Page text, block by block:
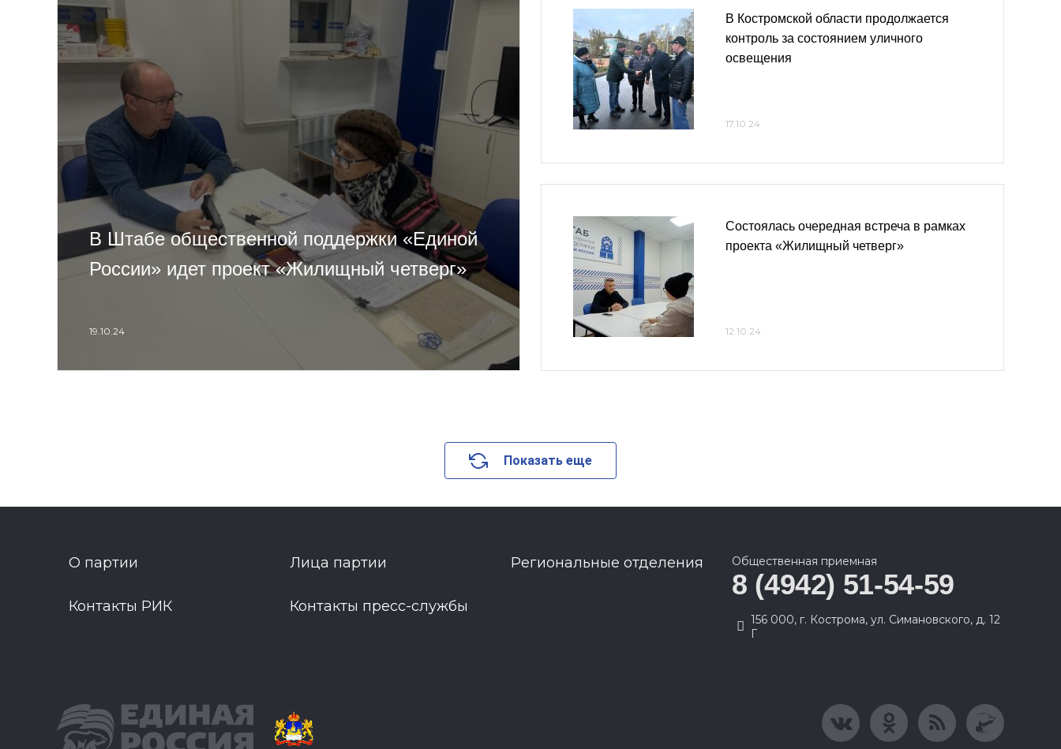
В Штабе общественной поддержки «Единой
России» идет проект «Жилищный четверг»
19.10.24
В Костромской области продолжается
контроль за состоянием уличного
освещения
17.10.24
Состоялась очередная встреча в рамках
проекта «Жилищный четверг»
12.10.24
Показать еще
О партии Лица партии Региональные отделения
Контакты РИК Контакты пресс-службы
Общественная приемная
8 (4942) 51-54-59
156 000, г. Кострома, ул. Симановского, д. 12
Г